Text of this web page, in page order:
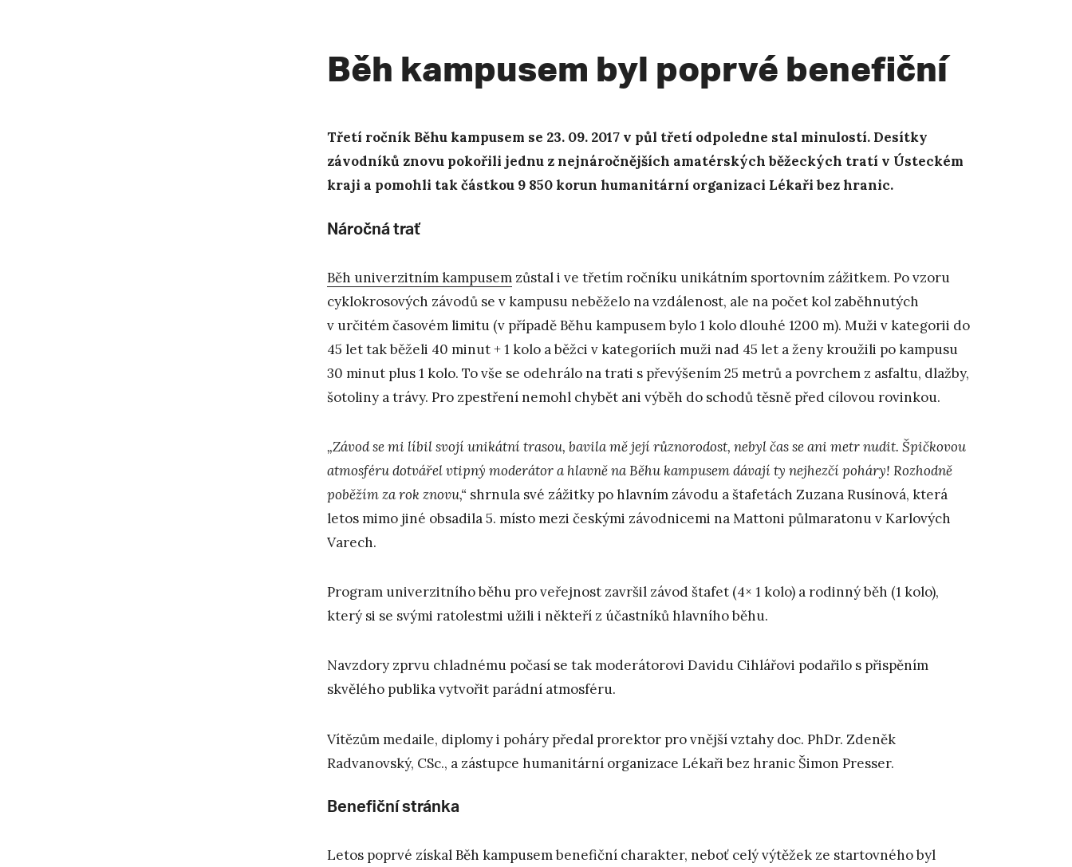
Běh kampusem byl poprvé benefiční
Třetí ročník Běhu kampusem se 23. 09. 2017 v půl třetí odpoledne stal minulostí. Desítky
závodníků znovu pokořili jednu z nejnáročnějších amatérských běžeckých tratí v Ústeckém
kraji a pomohli tak částkou 9 850 korun humanitární organizaci Lékaři bez hranic.
Náročná trať
Běh univerzitním kampusem zůstal i ve třetím ročníku unikátním sportovním zážitkem. Po vzoru
cyklokrosových závodů se v kampusu neběželo na vzdálenost, ale na počet kol zaběhnutých
v určitém časovém limitu (v případě Běhu kampusem bylo 1 kolo dlouhé 1200 m). Muži v kategorii do
45 let tak běželi 40 minut + 1 kolo a běžci v kategoriích muži nad 45 let a ženy kroužili po kampusu
30 minut plus 1 kolo. To vše se odehrálo na trati s převýšením 25 metrů a povrchem z asfaltu, dlažby,
šotoliny a trávy. Pro zpestření nemohl chybět ani výběh do schodů těsně před cílovou rovinkou.
„Závod se mi líbil svojí unikátní trasou, bavila mě její různorodost, nebyl čas se ani metr nudit. Špičkovou
atmosféru dotvářel vtipný moderátor a hlavně na Běhu kampusem dávají ty nejhezčí poháry! Rozhodně
poběžím za rok znovu,“ shrnula své zážitky po hlavním závodu a štafetách Zuzana Rusínová, která
letos mimo jiné obsadila 5. místo mezi českými závodnicemi na Mattoni půlmaratonu v Karlových
Varech.
Program univerzitního běhu pro veřejnost završil závod štafet (4× 1 kolo) a rodinný běh (1 kolo),
který si se svými ratolestmi užili i někteří z účastníků hlavního běhu.
Navzdory zprvu chladnému počasí se tak moderátorovi Davidu Cihlářovi podařilo s přispěním
skvělého publika vytvořit parádní atmosféru.
Vítězům medaile, diplomy i poháry předal prorektor pro vnější vztahy doc. PhDr. Zdeněk
Radvanovský, CSc., a zástupce humanitární organizace Lékaři bez hranic Šimon Presser.
Benefiční stránka
Letos poprvé získal Běh kampusem benefiční charakter, neboť celý výtěžek ze startovného byl